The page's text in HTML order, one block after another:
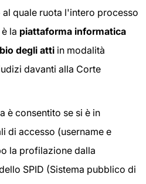
quale ruota l'intero processo
la piattaforma informatica
degli atti in modalità
davanti alla Corte
è consentito se si è in
di accesso (username e
la profilazione dalla
SPID (Sistema pubblico di